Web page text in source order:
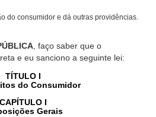
do consumidor e dá outras providências.
, faço saber que o
e eu sanciono a seguinte lei:
TÍTULO I
do Consumidor
CAPÍTULO I
Gerais